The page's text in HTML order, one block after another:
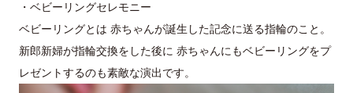
・ベビーリングセレモニー
ベビーリングとは 赤ちゃんが誕生した記念に送る指輪のこと。
新郎新婦が指輪交換をした後に 赤ちゃんにもベビーリングをプ
レゼントするのも素敵な演出です。